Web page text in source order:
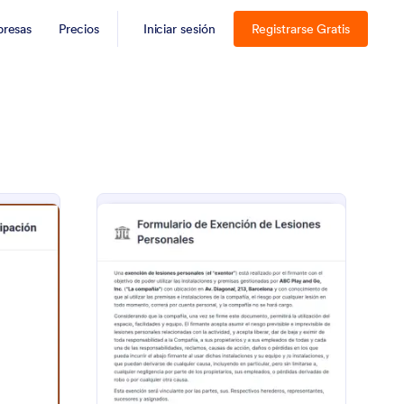
Precios Iniciar sesión Registrarse Gratis
De Exención De Participación
Vista previa: Formulario De